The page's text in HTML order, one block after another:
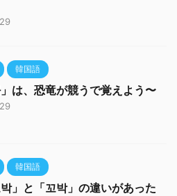
韓国語
」は、恐竜が競うで覚えよう〜
韓国語
박」と「꼬박」の違いがあった